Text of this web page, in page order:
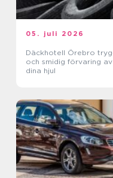
05. juli 2026
Däckhotell Örebro trygg
och smidig förvaring av
dina hjul